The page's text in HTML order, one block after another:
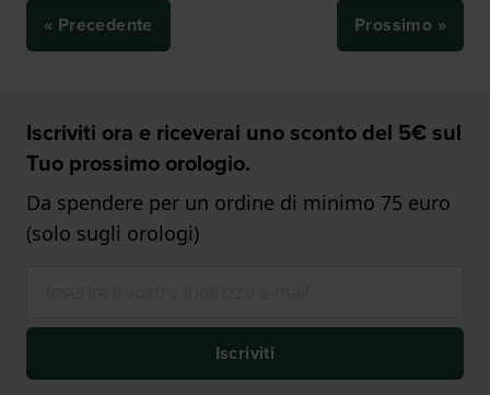
« Precedente Prossimo »
Iscriviti ora e riceverai uno sconto del 5€ sul
Tuo prossimo orologio.
Da spendere per un ordine di minimo 75 euro
(solo sugli orologi)
Iscriviti